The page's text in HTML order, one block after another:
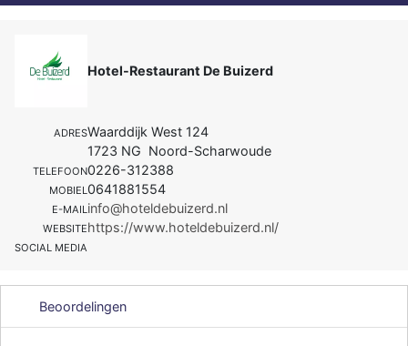
Hotel-Restaurant De Buizerd
ADRESWaarddijk West 124
1723 NG Noord-Scharwoude
TELEFOON0226-312388
MOBIEL 0641881554
E-MAIL info@hoteldebuizerd.nl
WEBSITEhttps://www.hoteldebuizerd.nl/
SOCIAL MEDIA
Beoordelingen